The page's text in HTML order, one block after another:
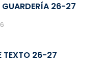
GUARDERÍA 26-27
TEXTO 26-27